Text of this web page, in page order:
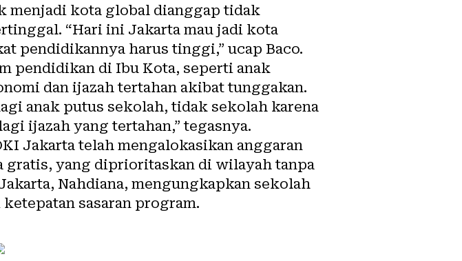
menjadi kota global dianggap tidak
“Hari ini Jakarta mau jadi kota
pendidikannya harus tinggi,” ucap Baco.
pendidikan di Ibu Kota, seperti anak
dan ijazah tertahan akibat tunggakan.
anak putus sekolah, tidak sekolah karena
ijazah yang tertahan,” tegasnya.
Jakarta telah mengalokasikan anggaran
gratis, yang diprioritaskan di wilayah tanpa
Nahdiana, mengungkapkan sekolah
sasaran program.